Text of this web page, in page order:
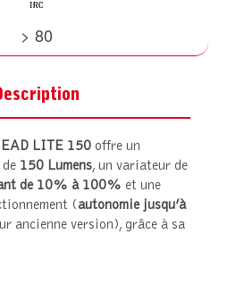
> 80
LITE 150 offre un
150 Lumens, un variateur de
de 10% à 100% et une
(autonomie jusqu’à
ancienne version), grâce à sa